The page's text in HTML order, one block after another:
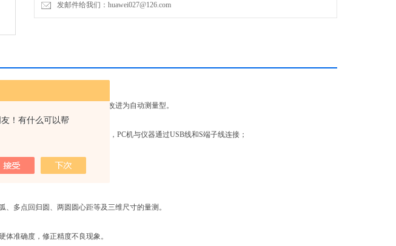
！有什么可以帮
发邮件给我们：huawei027@126.com
具备高精度，高性能的基础上改进为自动测量型。
及运动时的稳定性；
，还简化了仪器与PC机的 接口，PC机与仪器通过USB线和S端子线连接；
续可调；
量效率。
多点回归圆、两圆圆心距等及三维尺寸的量测。
准确度，修正精度不良现象。